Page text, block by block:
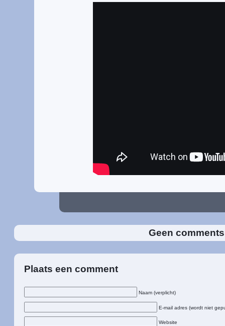
Geen
Plaats een comment
Naam (verplicht)
E-mail adres (wordt niet
Website